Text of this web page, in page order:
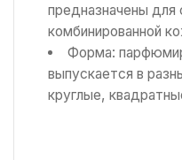
предназначены для
комбинированной
Форма:
выпускается в
круглые,